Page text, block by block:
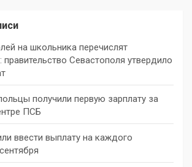
на школьника перечислят
правительство Севастополя утвердило
получили первую зарплату за
ПСБ
ввести выплату на каждого